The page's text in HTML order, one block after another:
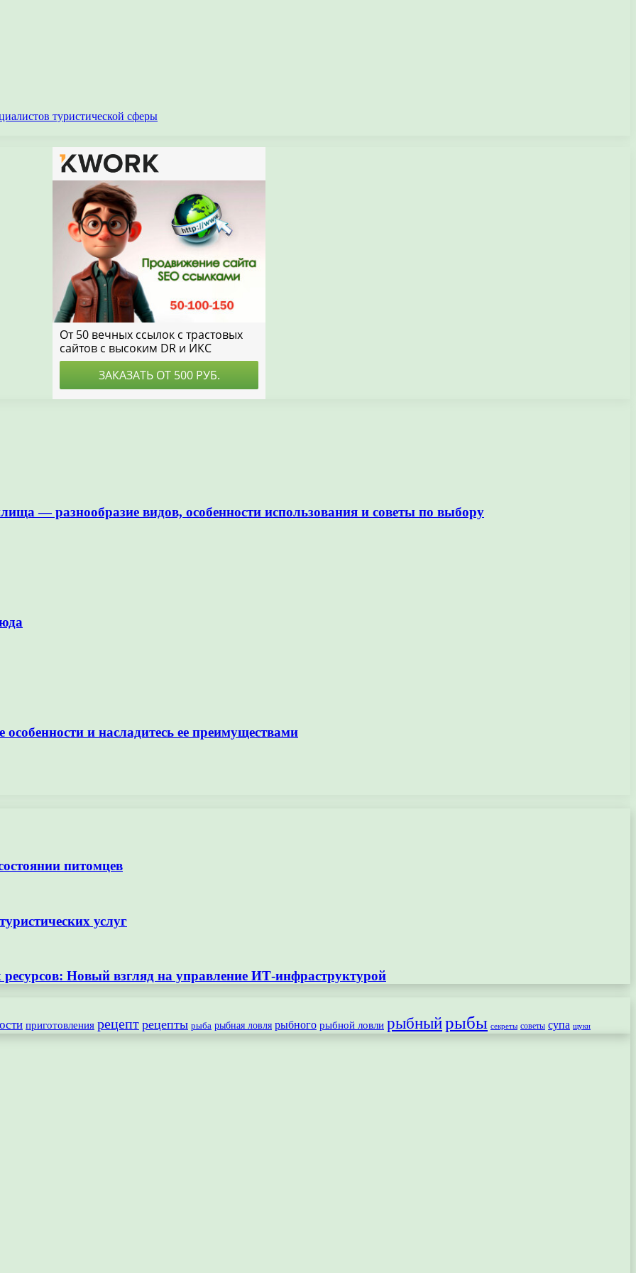
туристической сферы
— разнообразие видов, особенности использования и советы по выбору
и насладитесь ее преимуществами
питомцев
услуг
Новый взгляд на управление ИТ-инфраструктурой
приготовления рецепт рецепты рыба рыбная ловля рыбного рыбной ловли рыбныйрыбы секреты советы супа щуки